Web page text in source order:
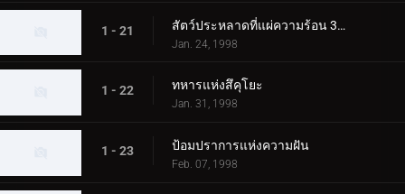
1 - 21 สัตว์ประหลาดที่แผ่ความร้อน 3000 องศา
Jan. 24, 1998
1 - 22 ทหารแห่งสึคุโยะ
Jan. 31, 1998
1 - 23 ป้อมปราการแห่งความฝัน
Feb. 07, 1998